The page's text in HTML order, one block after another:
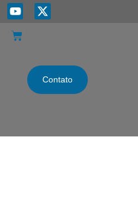
Contato